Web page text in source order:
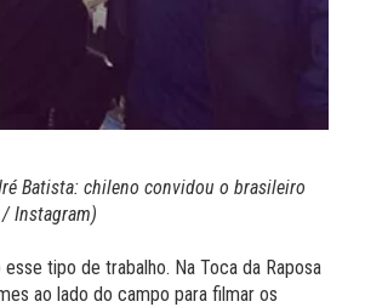
Batista: chileno convidou o brasileiro
Instagram)
esse tipo de trabalho. Na Toca da Raposa
ao lado do campo para filmar os